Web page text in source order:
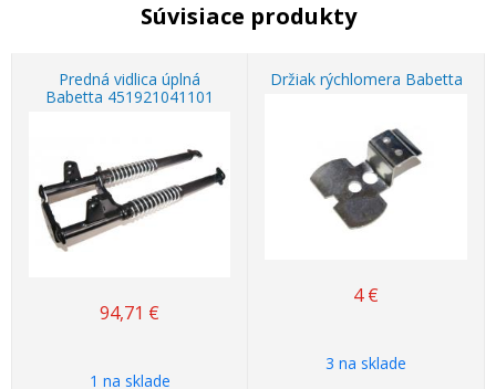
Súvisiace produkty
Predná vidlica úplná
Babetta 451921041101
94,71 €
1 na sklade
Držiak rýchlomera Babetta
4 €
3 na sklade